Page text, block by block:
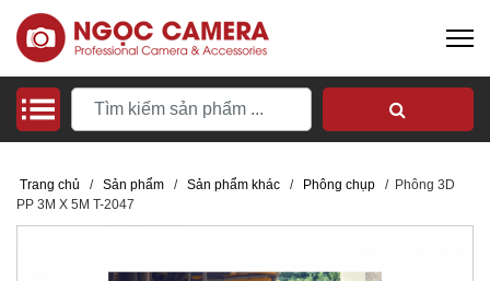
Trang chủ / Sản phẩm / Sản phẩm khác / Phông chụp / Phông 3D
PP 3M X 5M T-2047